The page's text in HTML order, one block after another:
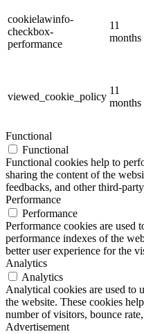
cookielawinfo-
checkbox-
performance
11
months
viewed_cookie_policy
11
months
Functional
Functional
Functional cookies help to
sharing the content of the
feedbacks, and other third-
Performance
Performance
Performance cookies are used
performance indexes of the
better user experience for the
Analytics
Analytics
Analytical cookies are used to
the website. These cookies
number of visitors, bounce
Advertisement